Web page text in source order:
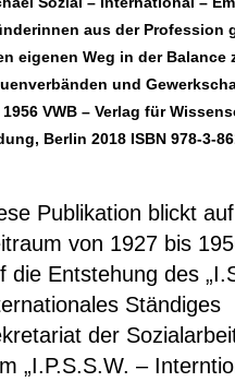
aus der Profession
eigenen Weg in der Balance
und
VWB – Verlag für
Berlin 2018 ISBN 978-3-
Publikation blickt
von 1927 bis
die Entstehung des
Ständiges
der
„I.P.S.S.W. –